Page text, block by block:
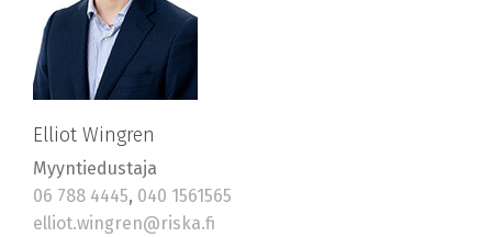
Elliot Wingren
Myyntiedustaja
06 788 4445, 040 1561565
elliot.wingren@riska.fi